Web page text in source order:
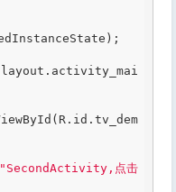
"SecondActivity,点击